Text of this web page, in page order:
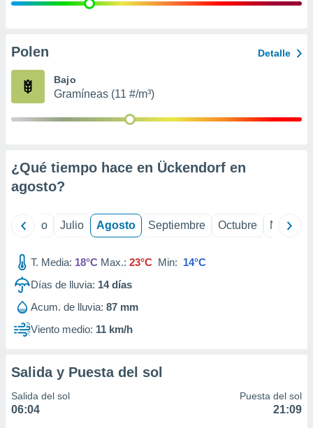
e
publicidad
Polen Detalle
Bajo
Gramíneas (11 #/m³)
¿Qué tiempo hace en Ückendorf en
agosto?
Junio Julio Agosto Septiembre Octubre
T. Media: 18°C Max.: 23°C Min: 14°C
Días de lluvia: 14días
Acum. de lluvia: 87 mm
Viento medio: 11 km/h
Salida y Puesta del sol
Salida del sol
06:04
Puesta del sol
21:09